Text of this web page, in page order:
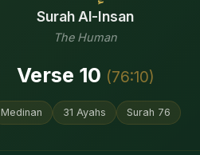
Surah Al-Insan
The Human
Verse 10 (76:10)
Medinan 31 Ayahs Surah 76